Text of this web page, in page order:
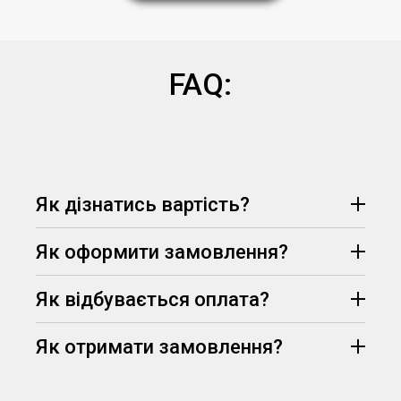
FAQ:
Як дізнатись вартість?
Як оформити замовлення?
Як відбувається оплата?
Як отримати замовлення?